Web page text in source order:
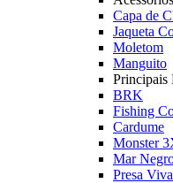
Capa de
Jaqueta
Moletom
Manguito
Principais
BRK
Fishing
Cardume
Monster
Mar
Presa Viva